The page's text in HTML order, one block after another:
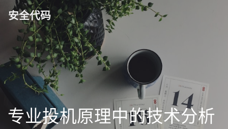
安全代码
专业投机原理中的技术分析